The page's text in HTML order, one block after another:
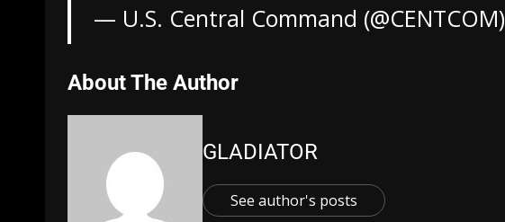
— U.S. Central Command (@CENTCOM)
About The Author
GLADIATOR
See author's posts